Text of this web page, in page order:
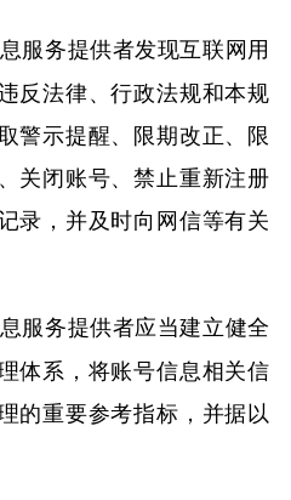
服务提供者发现互联网用
反法律、行政法规和本规
警示提醒、限期改正、限
关闭账号、禁止重新注册
录，并及时向网信等有关
服务提供者应当建立健全
体系，将账号信息相关信
的重要参考指标，并据以